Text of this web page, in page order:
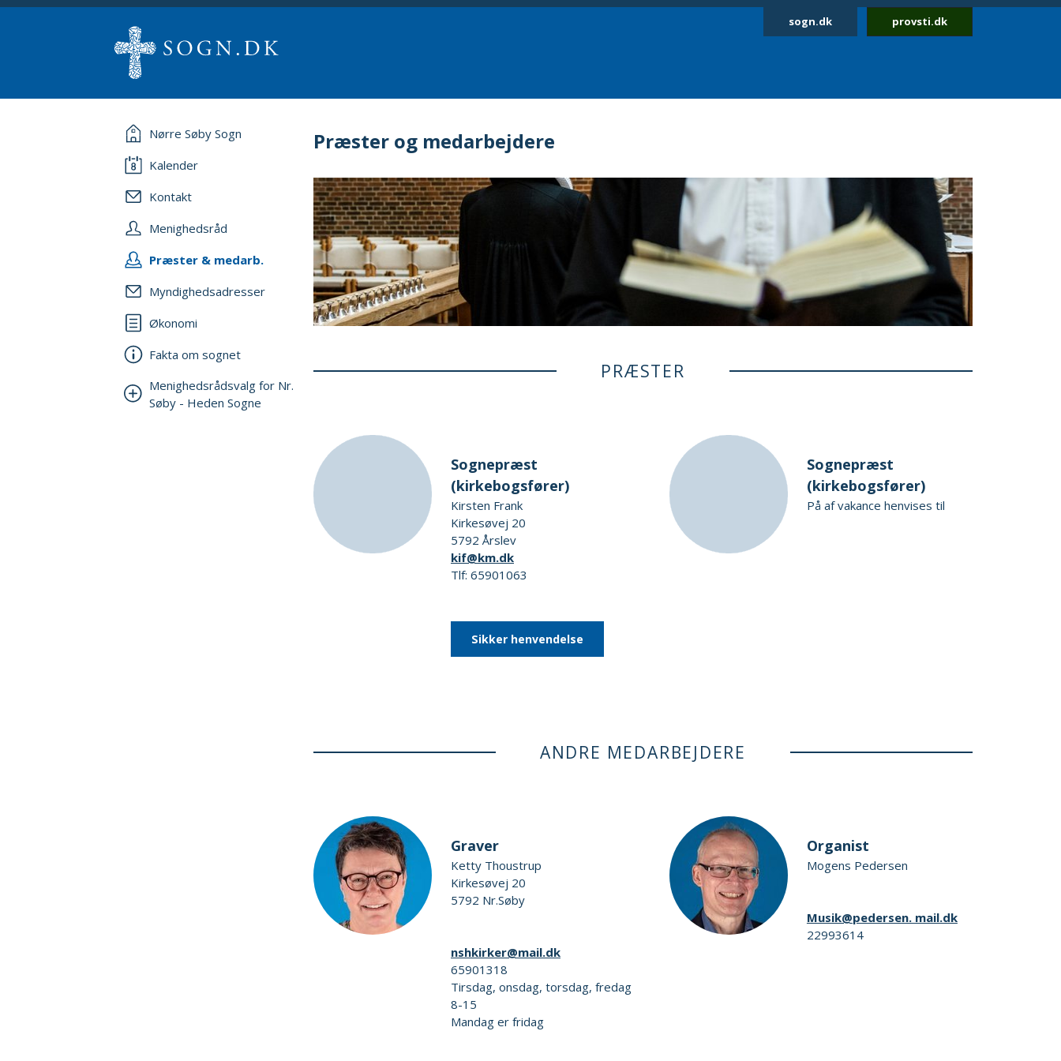
sogn.dk provsti.dk
Nørre Søby Sogn
Kalender
Kontakt
Menighedsråd
Præster & medarb.
Myndighedsadresser
Økonomi
Fakta om sognet
Menighedsrådsvalg for Nr.
Søby - Heden Sogne
Præster og medarbejdere
PRÆSTER
Sognepræst
(kirkebogsfører)
Kirsten Frank
Kirkesøvej 20
5792 Årslev
kif@km.dk
Tlf: 65901063
Sikker henvendelse
Sognepræst
(kirkebogsfører)
På af vakance henvises til
ANDRE MEDARBEJDERE
Graver
Ketty Thoustrup
Kirkesøvej 20
5792 Nr.Søby
nshkirker@mail.dk
65901318
Tirsdag, onsdag, torsdag, fredag
8-15
Mandag er fridag
Organist
Mogens Pedersen
Musik@pedersen. mail.dk
22993614